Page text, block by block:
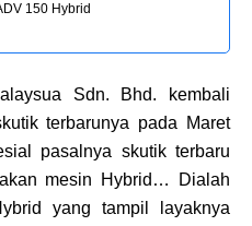
150 Hybrid
Sdn. Bhd. kembali
terbarunya pada Maret
pasalnya skutik terbaru
mesin Hybrid… Dialah
yang tampil layaknya